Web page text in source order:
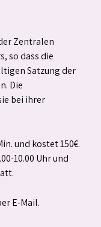
Zentralen
so dass die
Satzung der
Die
bei ihrer
und kostet 150€.
10.00 Uhr und
E-Mail.